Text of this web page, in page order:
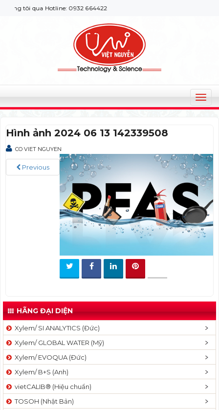
tôi qua Hotline: 0932 664422
T
o
e
n
v
g
t
i
Hình ảnh 2024 06 13 142339508
CO VIET NGUYEN
Previous
HÃNG ĐẠI DIỆN
Xylem/ SI ANALYTICS (Đức)
Xylem/ GLOBAL WATER (Mỹ)
Xylem/ EVOQUA (Đức)
Xylem/ B+S (Anh)
vietCALIB® (Hiệu chuẩn)
TOSOH (Nhật Bản)